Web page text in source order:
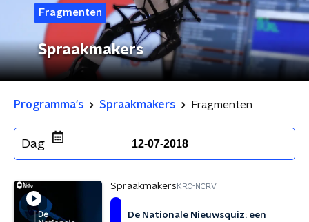
Fragmenten
Spraakmakers
Programma's Spraakmakers Fragmenten
Dag 12-07-2018
Spraakmakers KRO-NCRV
De Nationale Nieuwsquiz: een